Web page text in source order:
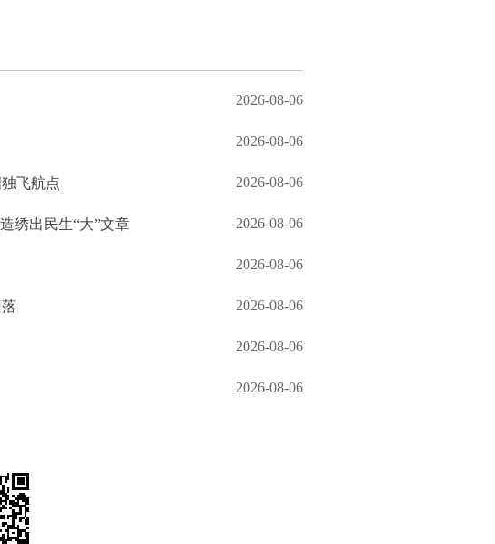
2026-08-06
2026-08-06
飞航点 2026-08-06
绣出民生“大”文章 2026-08-06
2026-08-06
2026-08-06
2026-08-06
2026-08-06